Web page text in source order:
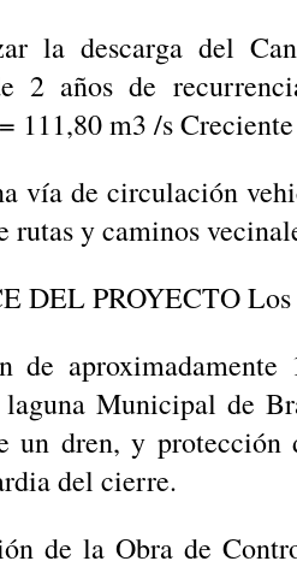
la descarga del
2 años de
111,80 m3 /s
vía de circulación
rutas y caminos
DEL PROYECTO Los
de
Municipal de
un dren, y
del cierre.
de la Obra de